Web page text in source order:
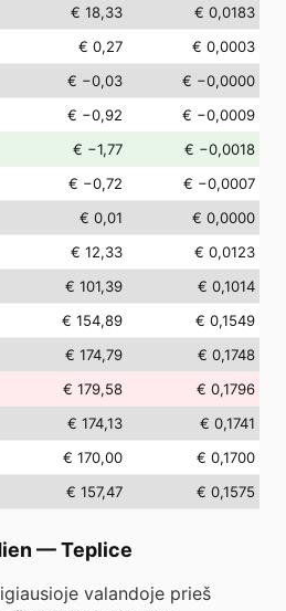
€ 18,33
€ 0,0183
€ 0,27
€ 0,0003
€ −0,03
€ −0,0000
€ −0,92
€ −0,0009
€ −1,77
€ −0,0018
€ −0,72
€ −0,0007
€ 0,01
€ 0,0000
€ 12,33
€ 0,0123
€ 101,39
€ 0,1014
€ 154,89
€ 0,1549
€ 174,79
€ 0,1748
€ 179,58
€ 0,1796
€ 174,13
€ 0,1741
€ 170,00
€ 0,1700
€ 157,47 € 0,1575
—Teplice
valandoje prieš